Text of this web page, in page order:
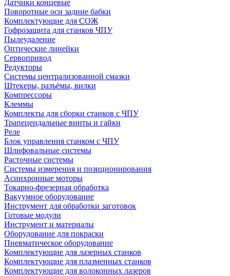
Датчики концевые
Поворотные оси задние бабки
Комплектующие для СОЖ
Гофрозащита для станков ЧПУ
Пылеудаление
Оптические линейки
Сервопривод
Редукторы
Системы централизованной смазки
Штекеры, разъёмы, вилки
Компрессоры
Клеммы
Комплекты для сборки станков с ЧПУ
Трапецеидальные винты и гайки
Реле
Блок управления станком с ЧПУ
Шлифовальные системы
Расточные системы
Системы измерения и позиционирования
Асинхронные моторы
Токарно-фрезерная обработка
Вакуумное оборудование
Инструмент для обработки заготовок
Готовые модули
Инструмент и материалы
Оборудование для покраски
Пневматическое оборудование
Комплектующие для лазерных станков
Комплектующие для плазменных станков
Комплектующие для волоконных лазеров